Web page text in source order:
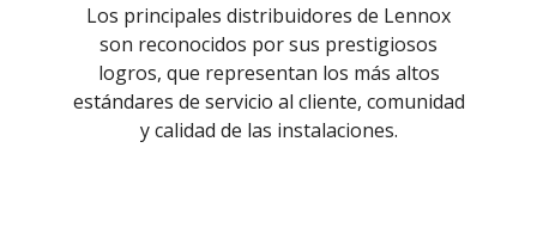
Los principales distribuidores de Lennox
son reconocidos por sus prestigiosos
logros, que representan los más altos
estándares de servicio al cliente, comunidad
y calidad de las instalaciones.